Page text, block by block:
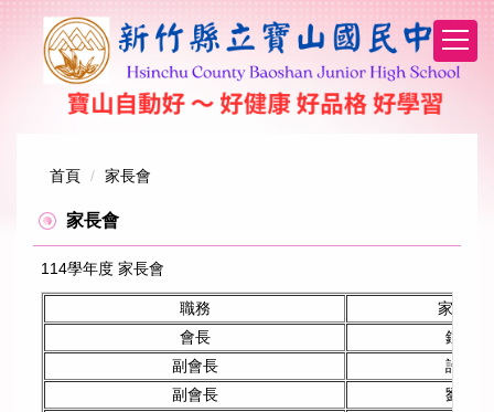
首頁
家長會
家長會
114學年度 家長會
職務
家長姓
會長
鍾嘉玲
副會長
許惠婷
副會長
劉詩怡